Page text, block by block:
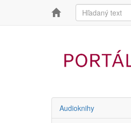
Audioknihy